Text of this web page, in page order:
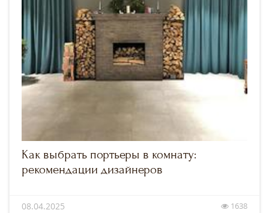
Как выбрать портьеры в комнату:
рекомендации дизайнеров
08.04.2025 1638